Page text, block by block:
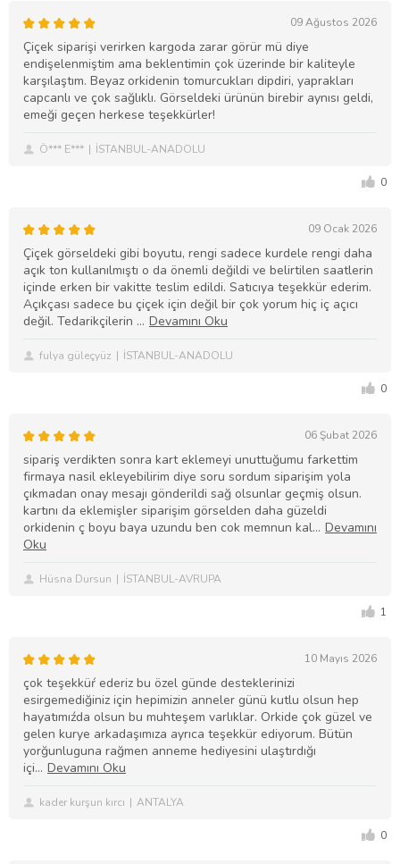
09 Ağustos 2026
Çiçek siparişi verirken kargoda zarar görür mü diye
endişelenmiştim ama beklentimin çok üzerinde bir kaliteyle
karşılaştım. Beyaz orkidenin tomurcukları dipdiri, yaprakları
capcanlı ve çok sağlıklı. Görseldeki ürünün birebir aynısı geldi,
emeği geçen herkese teşekkürler!
Ö*** E*** İSTANBUL-ANADOLU
0
09 Ocak 2026
Çiçek görseldeki gibi boyutu, rengi sadece kurdele rengi daha
açık ton kullanılmıştı o da önemli değildi ve belirtilen saatlerin
içinde erken bir vakitte teslim edildi. Satıcıya teşekkür ederim.
Açıkçası sadece bu çiçek için değil bir çok yorum hiç iç açıcı
değil. Tedarikçilerin
fulya güleçyüz İSTANBUL-ANADOLU
0
06 Şubat 2026
sipariş verdikten sonra kart eklemeyi unuttuğumu farkettim
firmaya nasil ekleyebilirim diye soru sordum siparişim yola
çıkmadan onay mesajı gönderildi sağ olsunlar geçmiş olsun.
kartını da eklemişler siparişim görselden daha güzeldi
orkidenin ç boyu baya uzundu ben cok memnun kal
Hüsna Dursun İSTANBUL-AVRUPA
1
10 Mayıs 2026
çok teşekküŕ ederiz bu özel günde desteklerinizi
esirgemediğiniz için hepimizin anneler günü kutlu olsun hep
hayatımıźda olsun bu muhteşem varlıklar. Orkide çok güzel ve
gelen kurye arkadaşımıza ayrıca teşekkür ediyorum. Bütün
yorğunluguna rağmen anneme hediyesini ulaştırdığı
içi
kader kurşun kırcı ANTALYA
0